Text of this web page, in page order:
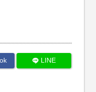
LINE